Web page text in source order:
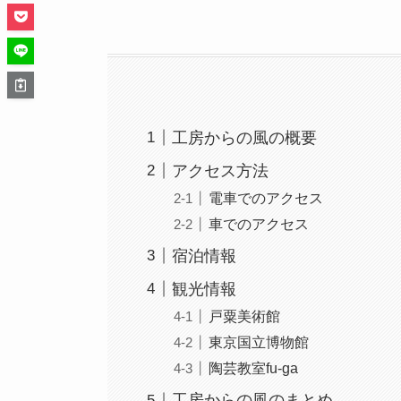
工房からの風の概要
アクセス方法
電車でのアクセス
車でのアクセス
宿泊情報
観光情報
戸粟美術館
東京国立博物館
陶芸教室fu-ga